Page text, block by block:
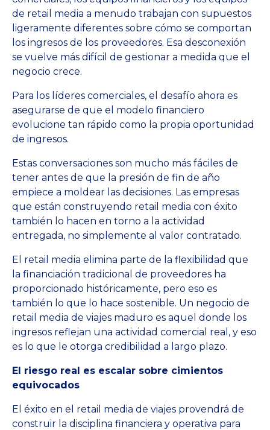
de retail media a menudo trabajan con supuestos
ligeramente diferentes sobre cómo se comportan
los ingresos de los proveedores. Esa desconexión
se vuelve más difícil de gestionar a medida que el
negocio crece.
Para los líderes comerciales, el desafío ahora es
asegurarse de que el modelo financiero
evolucione tan rápido como la propia oportunidad
de ingresos.
Estas conversaciones son mucho más fáciles de
tener antes de que la presión de fin de año
empiece a moldear las decisiones. Las empresas
que están construyendo retail media con éxito
también lo hacen en torno a la actividad
entregada, no simplemente al valor contratado.
El retail media elimina parte de la flexibilidad que
la financiación tradicional de proveedores ha
proporcionado históricamente, pero eso es
también lo que lo hace sostenible. Un negocio de
retail media de viajes maduro es aquel donde los
ingresos reflejan una actividad comercial real, y eso
es lo que le otorga credibilidad a largo plazo.
El riesgo real es escalar sobre cimientos
equivocados
El éxito en el retail media de viajes provendrá de
construir la disciplina financiera y operativa para